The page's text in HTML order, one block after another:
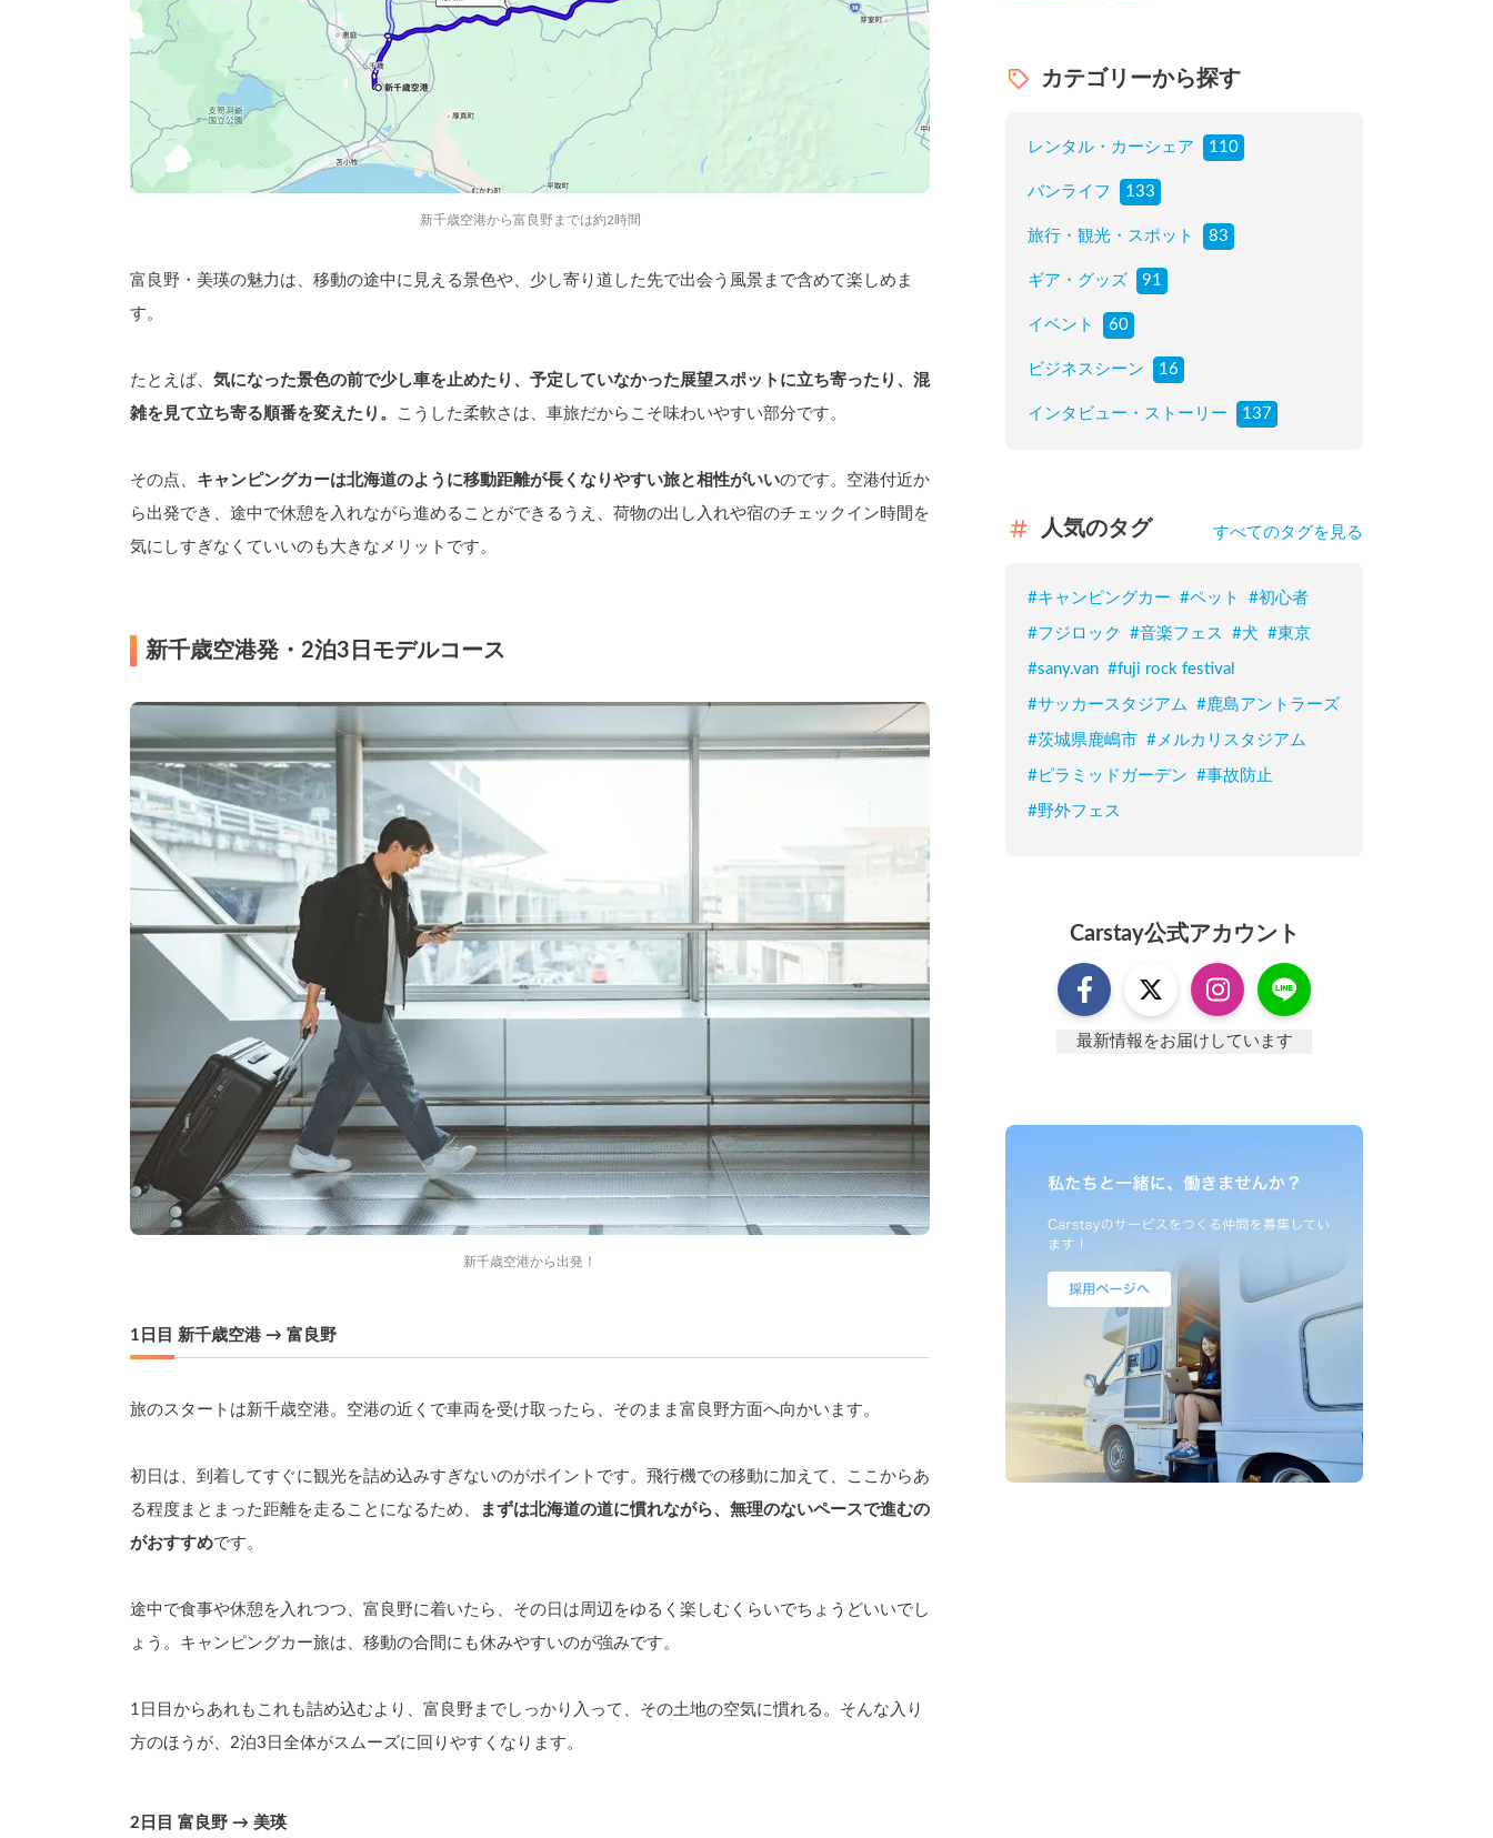
新千歳空港から富良野までは約2時間
富良野・美瑛の魅力は、移動の途中に見える景色や、少し寄り道した先で出会う風景まで含めて楽しめま
す。
たとえば、 気になった景色の前で少し車を止めたり、予定していなかった展望スポットに立ち寄ったり、混
雑を見て立ち寄る順番を変えたり。
こうした柔軟さは、車旅だからこそ味わいやすい部分です。
その点、 キャンピングカーは北海道のように移動距離が長くなりやすい旅と相性がいいのです。空港付近か
ら出発でき、途中で休憩を入れながら進めることができるうえ、荷物の出し入れや宿のチェックイン時間を
気にしすぎなくていいのも大きなメリットです。
新千歳空港発・2泊3日モデルコース
新千歳空港から出発！
1日目 新千歳空港 → 富良野
旅のスタートは新千歳空港。空港の近くで車両を受け取ったら、そのまま富良野方面へ向かいます。
初日は、到着してすぐに観光を詰め込みすぎないのがポイントです。飛行機での移動に加えて、ここからあ
る程度まとまった距離を走ることになるため、
まずは北海道の道に慣れながら、無理のないペースで進むの
がおすすめです。
途中で食事や休憩を入れつつ、富良野に着いたら、その日は周辺をゆるく楽しむくらいでちょうどいいでし
ょう。キャンピングカー旅は、移動の合間にも休みやすいのが強みです。
1日目からあれもこれも詰め込むより、富良野までしっかり入って、その土地の空気に慣れる。そんな入り
方のほうが、2泊3日全体がスムーズに回りやすくなります。
2日目 富良野 → 美瑛
カテゴリーから探す
レンタル・カーシェア 110
バンライフ 133
旅行・観光・スポット 83
ギア・グッズ 91
イベント 60
ビジネスシーン 16
インタビュー・ストーリー 137
人気のタグ すべてのタグを見る
#キャンピングカー #ペット #初心者
#フジロック #音楽フェス #犬 #東京
#sany.van #fuji rock festival
#サッカースタジアム #鹿島アントラーズ
#茨城県鹿嶋市 #メルカリスタジアム
#ピラミッドガーデン #事故防止
#野外フェス
Carstay公式アカウント
最新情報をお届けしています